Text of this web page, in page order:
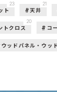
ト
23
天井
21
トクロス
20
コ
ウッドパネル・ウッ